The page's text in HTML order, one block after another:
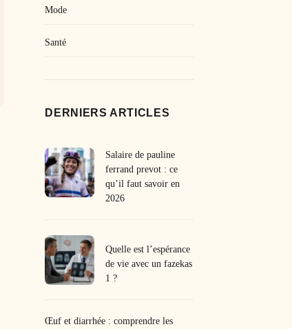
Mode
Santé
DERNIERS ARTICLES
Salaire de pauline
ferrand prevot : ce
qu’il faut savoir en
2026
Quelle est l’espérance
de vie avec un fazekas
1 ?
Œuf et diarrhée : comprendre les